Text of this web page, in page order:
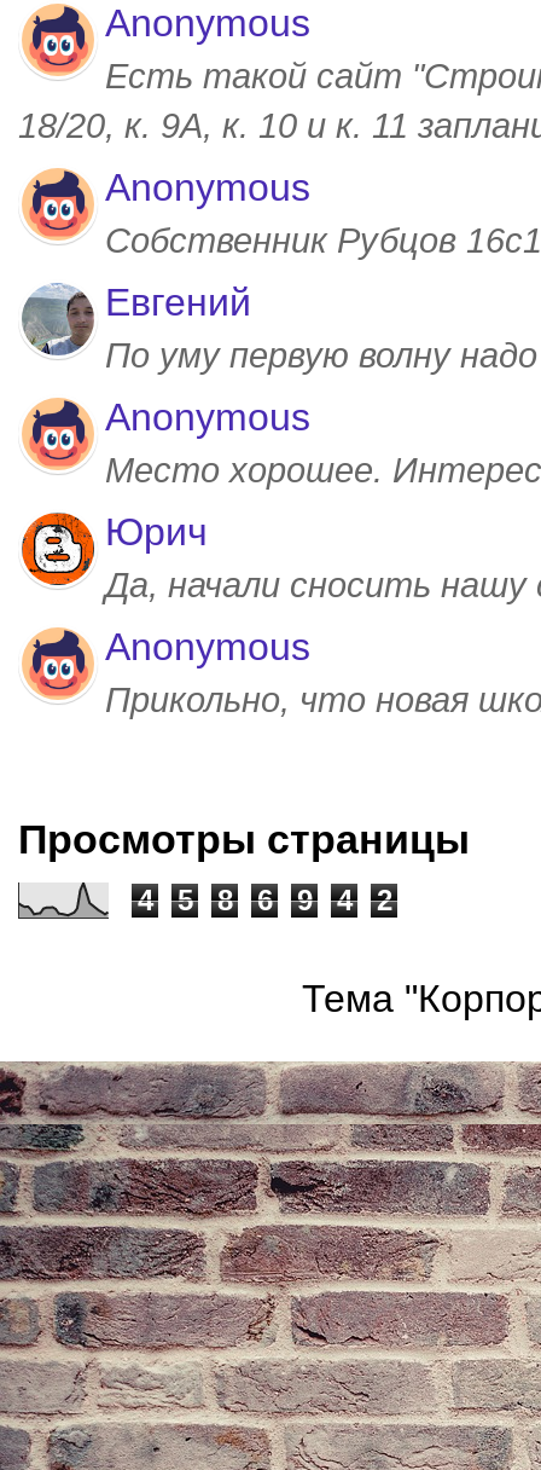
Anonymous
Есть такой сайт
18/20, к. 9А, к. 10 и к. 11
Anonymous
Собственник Рубцов
Евгений
По уму первую волну
Anonymous
Место хорошее.
Юрич
Да, начали сносить
Anonymous
Прикольно, что новая
Просмотры страницы
4 5 8 6 9 4 2
Тема